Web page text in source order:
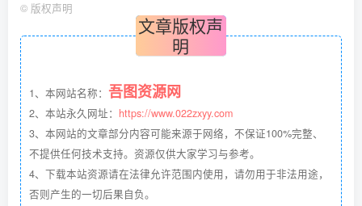
© 版权声明
文章版权声
明
1、本网站名称： 吾图资源网
2、本站永久网址： https://www.022zxyy.com
3、本网站的文章部分内容可能来源于网络，不保证100%完整、
不提供任何技术支持。资源仅供大家学习与参考。
4、下载本站资源请在法律允许范围内使用，请勿用于非法用途，
否则产生的一切后果自负。